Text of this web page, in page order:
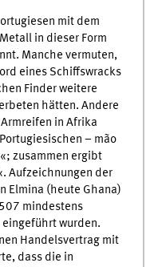
mit dem
in dieser Form
Manche vermuten,
eines Schiffswracks
Finder weitere
hätten. Andere
in Afrika
– mão
zusammen ergibt
Aufzeichnungen der
Elmina (heute Ghana)
mindestens
wurden.
Handelsvertrag mit
dass die in